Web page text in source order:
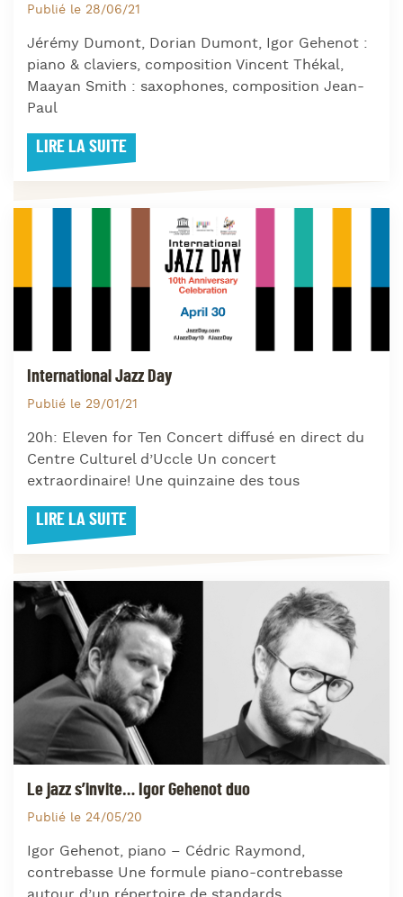
Publié le 28/06/21
Jérémy Dumont, Dorian Dumont, Igor Gehenot :
piano & claviers, composition Vincent Thékal,
Maayan Smith : saxophones, composition Jean-
Paul
LIRE LA SUITE
International Jazz Day
Publié le 29/01/21
20h: Eleven for Ten Concert diffusé en direct du
Centre Culturel d’Uccle Un concert
extraordinaire! Une quinzaine des tous
LIRE LA SUITE
Le jazz s’invite… Igor Gehenot duo
Publié le 24/05/20
Igor Gehenot, piano – Cédric Raymond,
contrebasse Une formule piano-contrebasse